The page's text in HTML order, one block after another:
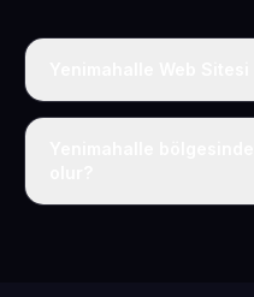
Tek fiyat uygulanır: yıllık